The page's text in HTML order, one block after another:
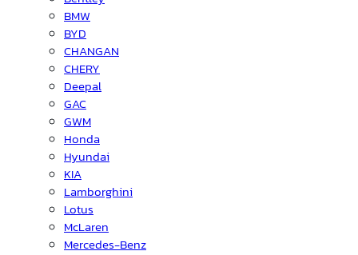
BMW
BYD
CHANGAN
CHERY
Deepal
GAC
GWM
Honda
Hyundai
KIA
Lamborghini
Lotus
McLaren
Mercedes-Benz